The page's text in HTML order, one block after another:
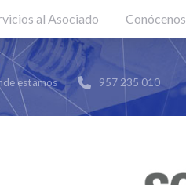
al Asociado Conócenos
estamos 957 235 010